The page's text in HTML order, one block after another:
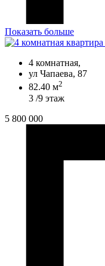
Показать больше
4 комнатная,
ул Чапаева, 87
82.40 м2
3 /9 этаж
5 800 000